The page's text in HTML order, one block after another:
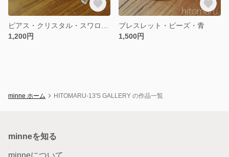
1,200円
ブレスレット・ビーズ・青
1,500円
minne ホーム HITOMARU-13'S GALLERY の作品一覧
minneを知る
minneについて